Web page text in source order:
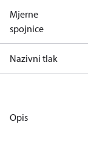
Mjerne
spojnice
Nazivni tlak
Opis